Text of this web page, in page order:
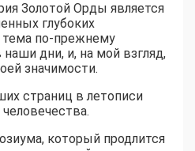
Золотой Орды является
глубоких
тема по-прежнему
наши дни, и, на мой взгляд,
значимости.
страниц в летописи
который продлится